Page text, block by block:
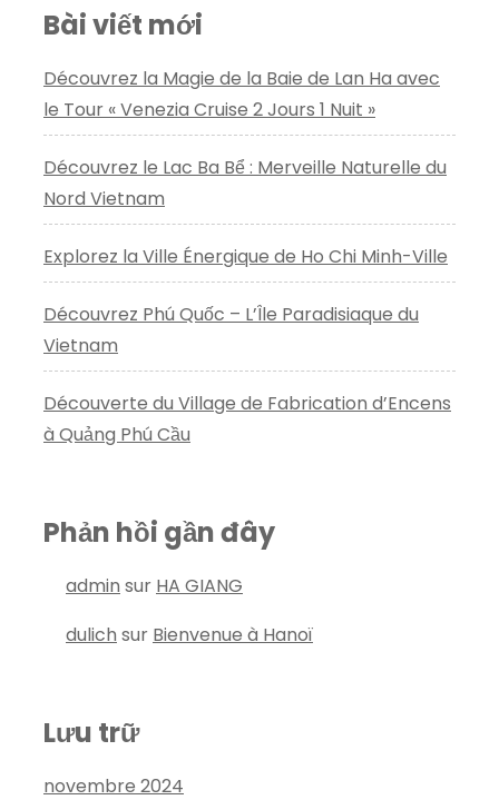
Bài viết mới
Découvrez la Magie de la Baie de Lan Ha avec
le Tour « Venezia Cruise 2 Jours 1 Nuit »
Découvrez le Lac Ba Bể : Merveille Naturelle du
Nord Vietnam
Explorez la Ville Énergique de Ho Chi Minh-Ville
Découvrez Phú Quốc – L’Île Paradisiaque du
Vietnam
Découverte du Village de Fabrication d’Encens
à Quảng Phú Cầu
Phản hồi gần đây
admin sur HA GIANG
dulich sur Bienvenue à Hanoï
Lưu trữ
novembre 2024